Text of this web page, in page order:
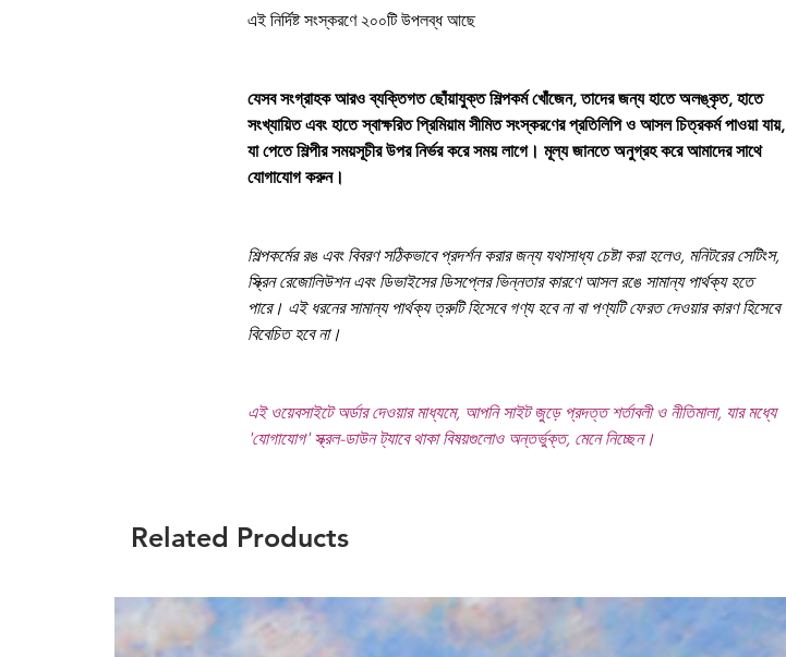
এই নির্দিষ্ট সংস্করণে ২০০টি উপলব্ধ আছে
যেসব সংগ্রাহক আরও ব্যক্তিগত ছোঁয়াযুক্ত শিল্পকর্ম খোঁজেন, তাদের জন্য হাতে অলঙ্কৃত, হাতে
সংখ্যায়িত এবং হাতে স্বাক্ষরিত প্রিমিয়াম সীমিত সংস্করণের প্রতিলিপি ও আসল চিত্রকর্ম পাওয়া যায়,
যা পেতে শিল্পীর সময়সূচীর উপর নির্ভর করে সময় লাগে। মূল্য জানতে অনুগ্রহ করে আমাদের সাথে
যোগাযোগ করুন।
শিল্পকর্মের রঙ এবং বিবরণ সঠিকভাবে প্রদর্শন করার জন্য যথাসাধ্য চেষ্টা করা হলেও, মনিটরের সেটিংস,
স্ক্রিন রেজোলিউশন এবং ডিভাইসের ডিসপ্লের ভিন্নতার কারণে আসল রঙে সামান্য পার্থক্য হতে
পারে। এই ধরনের সামান্য পার্থক্য ত্রুটি হিসেবে গণ্য হবে না বা পণ্যটি ফেরত দেওয়ার কারণ হিসেবে
বিবেচিত হবে না।
এই ওয়েবসাইটে অর্ডার দেওয়ার মাধ্যমে, আপনি সাইট জুড়ে প্রদত্ত শর্তাবলী ও নীতিমালা, যার মধ্যে
'যোগাযোগ' স্ক্রল-ডাউন ট্যাবে থাকা বিষয়গুলোও অন্তর্ভুক্ত, মেনে নিচ্ছেন।
Related Products